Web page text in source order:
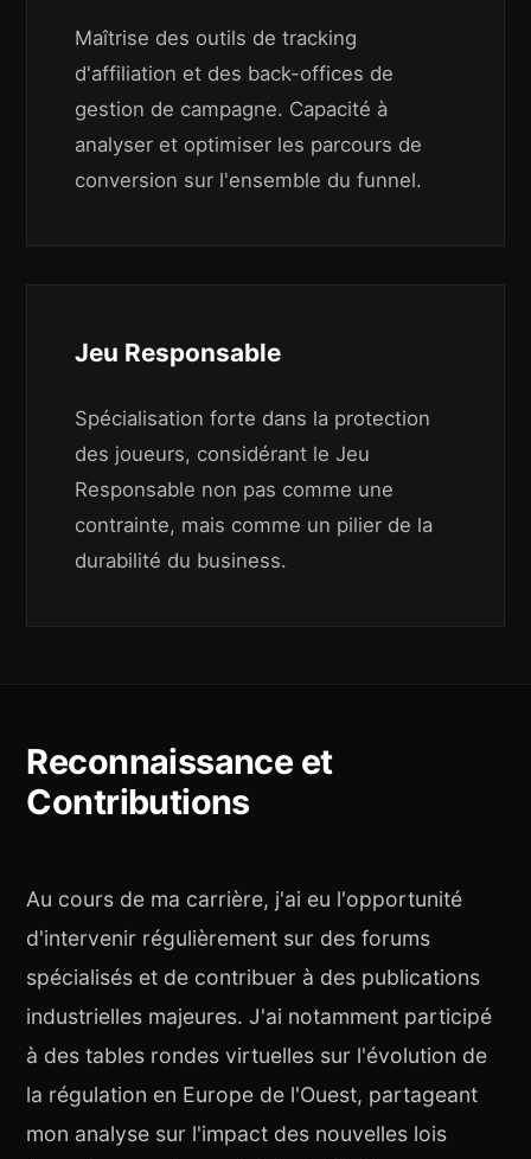
Maîtrise des outils de tracking
d'affiliation et des back-offices de
gestion de campagne. Capacité à
analyser et optimiser les parcours de
conversion sur l'ensemble du funnel.
Jeu Responsable
Spécialisation forte dans la protection
des joueurs, considérant le Jeu
Responsable non pas comme une
contrainte, mais comme un pilier de la
durabilité du business.
Reconnaissance et
Contributions
Au cours de ma carrière, j'ai eu l'opportunité
d'intervenir régulièrement sur des forums
spécialisés et de contribuer à des publications
industrielles majeures. J'ai notamment participé
à des tables rondes virtuelles sur l'évolution de
la régulation en Europe de l'Ouest, partageant
mon analyse sur l'impact des nouvelles lois